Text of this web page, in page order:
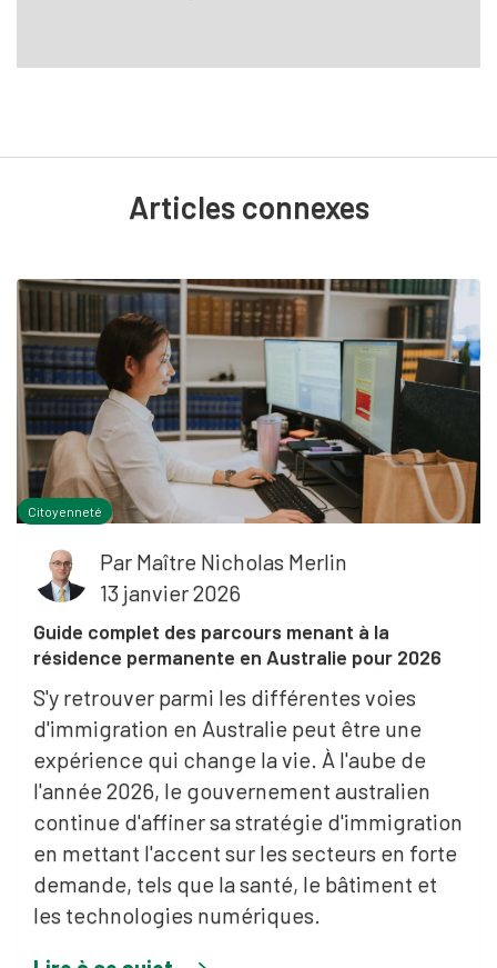
Articles connexes
Citoyenneté
Par Maître Nicholas Merlin
13 janvier 2026
Guide complet des parcours menant à la
résidence permanente en Australie pour 2026
S'y retrouver parmi les différentes voies
d'immigration en Australie peut être une
expérience qui change la vie. À l'aube de
l'année 2026, le gouvernement australien
continue d'affiner sa stratégie d'immigration
en mettant l'accent sur les secteurs en forte
demande, tels que la santé, le bâtiment et
les technologies numériques.